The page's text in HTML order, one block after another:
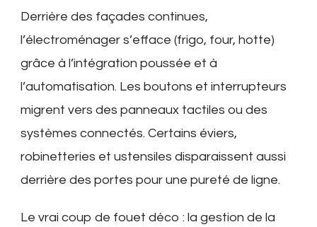
Derrière des façades continues,
l’électroménager s’efface (frigo, four, hotte)
grâce à l’intégration poussée et à
l’automatisation. Les boutons et interrupteurs
migrent vers des panneaux tactiles ou des
systèmes connectés. Certains éviers,
robinetteries et ustensiles disparaissent aussi
derrière des portes pour une pureté de ligne.
Le vrai coup de fouet déco : la gestion de la